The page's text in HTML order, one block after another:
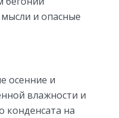
и опасные
осенние и
влажности и
конденсата на